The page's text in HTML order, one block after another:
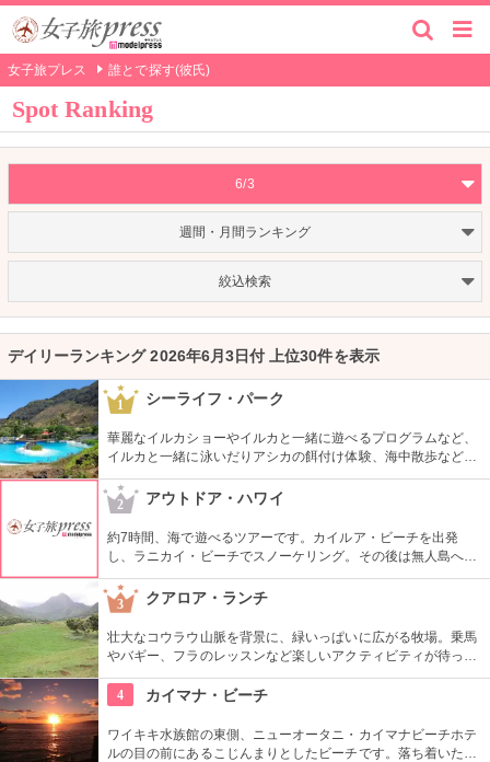
女子旅プレス 誰とで探す(彼氏)
Spot Ranking
6/3
週間・月間ランキング
絞込検索
デイリーランキング 2026年6月3日付 上位30件を表示
1 シーライフ・パーク
華麗なイルカショーやイルカと一緒に遊べるプログラムなど、
イルカと一緒に泳いだりアシカの餌付け体験、海中散歩など、
家族で遊べるアトラクションがいっぱい。おみやげにイルカの
ヌイグルミやTシャツなどオリジナルグッズも人気です。
2 アウトドア・ハワイ
約7時間、海で遊べるツアーです。カイルア・ビーチを出発
し、ラニカイ・ビーチでスノーケリング。その後は無人島へゴ
ー！スカヌーをこぎながら、どこまでも続く美しい海を満喫で
きます。日本語スタッフもいますし、送迎やランチもついてい
ます。
3 クアロア・ランチ
壮大なコウラウ山脈を背景に、緑いっぱいに広がる牧場。乗馬
やバギー、フラのレッスンなど楽しいアクティビティが待って
います。名物のハンバーガーも楽しみですね。映画『ジュラシ
ック・パーク』のロケ地としても知られ、ロケ地巡りのバスも
4 カイマナ・ビーチ
ワイキキ水族館の東側、ニューオータニ・カイマナビーチホテ
ルの目の前にあるこじんまりとしたビーチです。落ち着いた雰